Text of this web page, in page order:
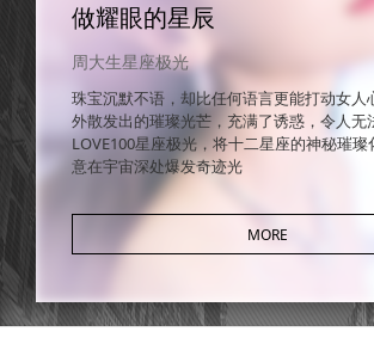
做耀眼的星辰
周大生星座极光
珠宝沉默不语，却比任何语言更能打动女人
外散发出的璀璨光芒，充满了诱惑，令人无
LOVE100星座极光，将十二星座的神秘璀璨
意在宇宙深处爆发奇迹光
MORE